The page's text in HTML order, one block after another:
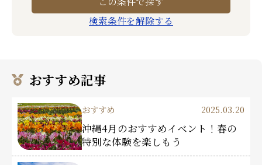
検索条件を解除する
おすすめ記事
おすすめ 2025.03.20
沖縄4月のおすすめイベント！春の
特別な体験を楽しもう